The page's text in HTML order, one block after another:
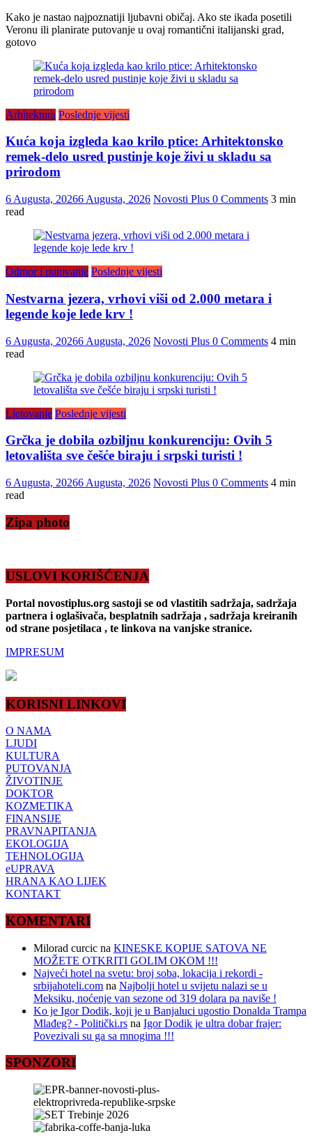
Kako je nastao najpoznatiji ljubavni običaj. Ako ste ikada posetili
Veronu ili planirate putovanje u ovaj romantični italijanski grad,
gotovo
Arhitektura Poslednje vijesti
Kuća koja izgleda kao krilo ptice: Arhitektonsko
remek-delo usred pustinje koje živi u skladu sa
prirodom
6 Augusta, 20266 Augusta, 2026 Novosti Plus 0 Comments 3 min
read
Odmor i putovanje Poslednje vijesti
Nestvarna jezera, vrhovi viši od 2.000 metara i
legende koje lede krv !
6 Augusta, 20266 Augusta, 2026 Novosti Plus 0 Comments 4 min
read
Ljetovanje Poslednje vijesti
Grčka je dobila ozbiljnu konkurenciju: Ovih 5
letovališta sve češće biraju i srpski turisti !
6 Augusta, 20266 Augusta, 2026 Novosti Plus 0 Comments 4 min
read
Zipa photo
USLOVI KORIŠĆENJA
Portal novostiplus.org sastoji se od vlastitih sadržaja, sadržaja
partnera i oglašivača, besplatnih sadržaja , sadržaja kreiranih
od strane posjetilaca , te linkova na vanjske stranice.
IMPRESUM
KORISNI LINKOVI
O NAMA
LJUDI
KULTURA
PUTOVANJA
ŽIVOTINJE
DOKTOR
KOZMETIKA
FINANSIJE
PRAVNAPITANJA
EKOLOGIJA
TEHNOLOGIJA
eUPRAVA
HRANA KAO LIJEK
KONTAKT
KOMENTARI
Milorad curcic na KINESKE KOPIJE SATOVA NE
MOŽETE OTKRITI GOLIM OKOM !!!
Najveći hotel na svetu: broj soba, lokacija i rekordi -
srbijahoteli.com na Najbolji hotel u svijetu nalazi se u
Meksiku, noćenje van sezone od 319 dolara pa naviše !
Ko je Igor Dodik, koji je u Banjaluci ugostio Donalda Trampa
Mlađeg? - Politički.rs na Igor Dodik je ultra dobar frajer:
Povezivali su ga sa mnogima !!!
SPONZORI